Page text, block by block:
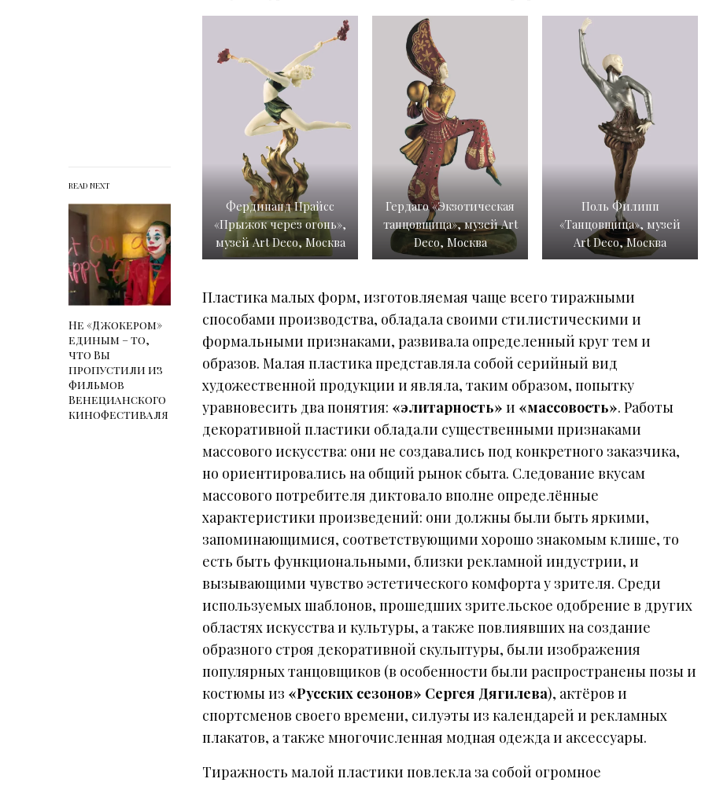
READ NEXT
Не «Джокером»
единым – то,
что Вы
пропустили из
фильмов
Венецианского
кинофестиваля
Фердинанд Прайсс
«Прыжок через огонь»,
музей Art Deco, Москва
Гердаго «Экзотическая
танцовщица», музей Art
Deco, Москва
Поль Филипп
«Танцовщица», музей
Art Deco, Москва
Пластика малых форм, изготовляемая чаще всего тиражными
способами производства, обладала своими стилистическими и
формальными признаками, развивала определенный круг тем и
образов. Малая пластика представляла собой серийный вид
художественной продукции и являла, таким образом, попытку
уравновесить два понятия: «элитарность» и «массовость». Работы
декоративной пластики обладали существенными признаками
массового искусства: они не создавались под конкретного заказчика,
но ориентировались на общий рынок сбыта. Следование вкусам
массового потребителя диктовало вполне определённые
характеристики произведений: они должны были быть яркими,
запоминающимися, соответствующими хорошо знакомым клише, то
есть быть функциональными, близки рекламной индустрии, и
вызывающими чувство эстетического комфорта у зрителя. Среди
используемых шаблонов, прошедших зрительское одобрение в других
областях искусства и культуры, а также повлиявших на создание
образного строя декоративной скульптуры, были изображения
популярных танцовщиков (в особенности были распространены позы и
костюмы из «Русских сезонов» Сергея Дягилева), актёров и
спортсменов своего времени, силуэты из календарей и рекламных
плакатов, а также многочисленная модная одежда и аксессуары.
Тиражность малой пластики повлекла за собой огромное